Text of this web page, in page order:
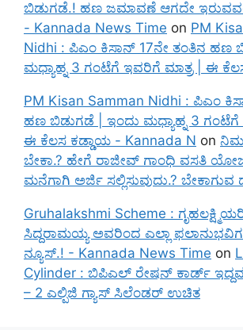
ಬಿಡುಗಡೆ.! ಹಣ ಜಮಾವಣೆ ಆಗದೇ
- Kannada News Time on PM
Nidhi : ಪಿಎಂ ಕಿಸಾನ್ 17ನೇ ತಂತಿನ ಹಣ
ಮಧ್ಯಾಹ್ನ 3 ಗಂಟೆಗೆ ಇವರಿಗೆ ಮಾತ್ರ | ಈ
PM Kisan Samman Nidhi : ಪಿಎಂ
ಹಣ ಬಿಡುಗಡೆ | ಇಂದು ಮಧ್ಯಾಹ್ನ 3 ಗಂಟೆಗೆ
ಈ ಕೆಲಸ ಕಡ್ಡಾಯ - Kannada N on
ಬೇಕಾ.? ಹೇಗೆ ರಾಜೀವ್ ಗಾಂಧಿ ವಸತಿ
ಮನೆಗಾಗಿ ಅರ್ಜಿ ಸಲ್ಲಿಸುವುದು.? ಬೇಕಾಗುವ
Gruhalakshmi Scheme :
ಸಿದ್ದರಾಮಯ್ಯ ಅವರಿಂದ ಎಲ್ಲಾ
ನ್ಯೂಸ್.! - Kannada News Time on
Cylinder : ಬಿಪಿಎಲ್ ರೇಷನ್ ಕಾರ್ಡ್
– 2 ಎಲ್ಪಿಜಿ ಗ್ಯಾಸ್ ಸಿಲೆಂಡರ್ ಉಚಿತ